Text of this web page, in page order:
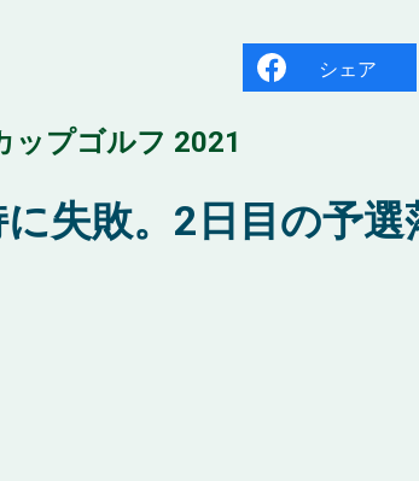
シェア
ップゴルフ 2021
失敗。2日目の予